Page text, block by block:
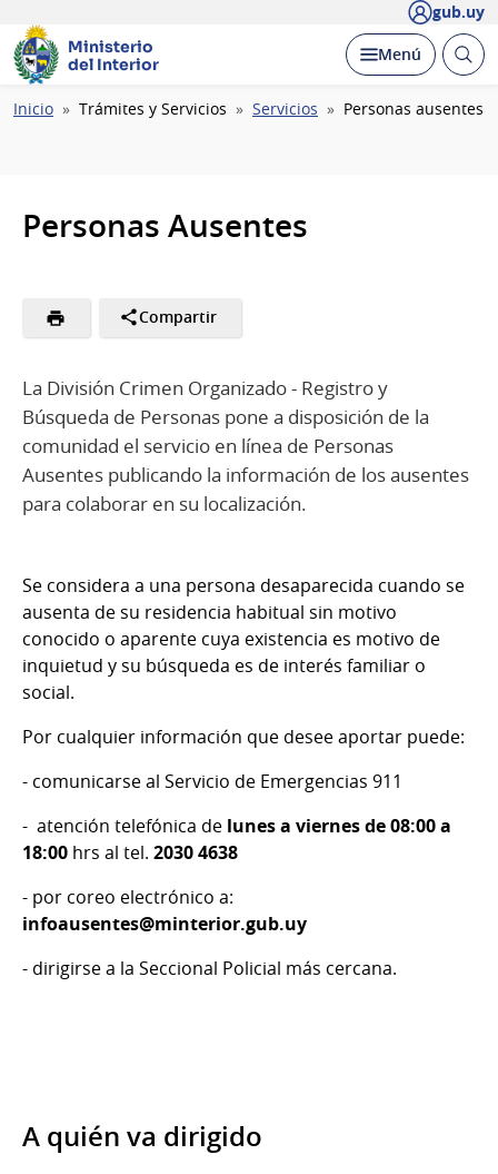
gub.uy
Ministerio
del Interior
Desplegar
Menú Abrir
Ruta
Inicio Trámites y Servicios Servicios Personas ausentes
Personas Ausentes
Compartir
La División Crimen Organizado - Registro y
Búsqueda de Personas pone a disposición de la
comunidad el servicio en línea de Personas
Ausentes publicando la información de los ausentes
para colaborar en su localización.
Se considera a una persona desaparecida cuando se
ausenta de su residencia habitual sin motivo
conocido o aparente cuya existencia es motivo de
inquietud y su búsqueda es de interés familiar o
social.
Por cualquier información que desee aportar puede:
- comunicarse al Servicio de Emergencias 911
- atención telefónica de lunes a viernes de 08:00 a
18:00 hrs al tel. 2030 4638
- por coreo electrónico a:
infoausentes@minterior.gub.uy
- dirigirse a la Seccional Policial más cercana.
A quién va dirigido